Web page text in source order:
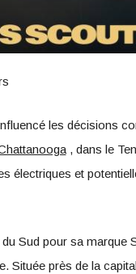
les décisions
, dans le
électriques et
Sud pour sa marque
près de la